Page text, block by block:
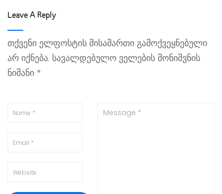
Leave A Reply
თქვენი ელფოსტის მისამართი გამოქვეყნებული
არ იქნება. სავალდებულო ველების მონიშვნის
ნიშანი *